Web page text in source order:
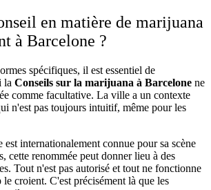
en matière de marijuana
à Barcelone ?
spécifiques, il est essentiel de
la Conseils sur la marijuana à Barcelone ne
comme facultative. La ville a un contexte
n'est pas toujours intuitif, même pour les
internationalement connue pour sa scène
cette renommée peut donner lieu à des
Tout n'est pas autorisé et tout ne fonctionne
le croient. C'est précisément là que les